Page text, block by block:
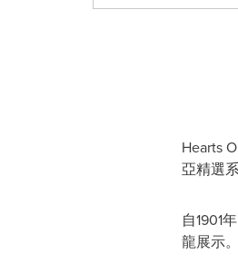
Hearts
亞精選
自1901
龍展示。